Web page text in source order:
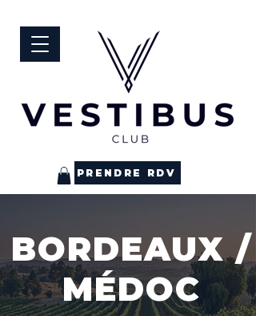
PRENDRE RDV
BORDEAUX /
MÉDOC